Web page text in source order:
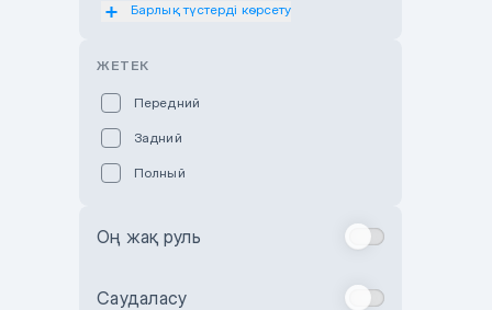
Оранжевый
Зеленый
Барлық түстерді көрсету
ЖЕТЕК
Передний
Задний
Полный
Оң жақ руль
Саудаласу